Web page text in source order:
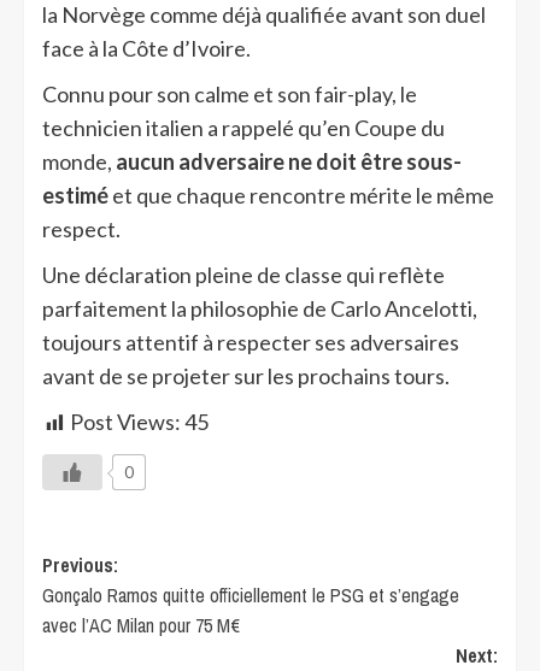
la Norvège comme déjà qualifiée avant son duel
face à la Côte d’Ivoire.
Connu pour son calme et son fair-play, le
technicien italien a rappelé qu’en Coupe du
monde, aucun adversaire ne doit être sous-
estiméet que chaque rencontre mérite le même
respect.
Une déclaration pleine de classe qui reflète
parfaitement la philosophie de Carlo Ancelotti,
toujours attentif à respecter ses adversaires
avant de se projeter sur les prochains tours.
Post Views:45
0
Previous:
Gonçalo Ramos quitte officiellement le PSG et s’engage
avec l’AC Milan pour 75 M€
Next: